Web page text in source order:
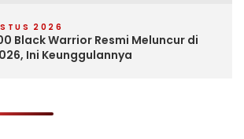
2026
Black Warrior Resmi Meluncur di
Ini Keunggulannya